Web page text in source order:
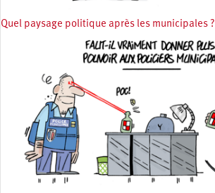
Quel paysage politique après les municipales ?